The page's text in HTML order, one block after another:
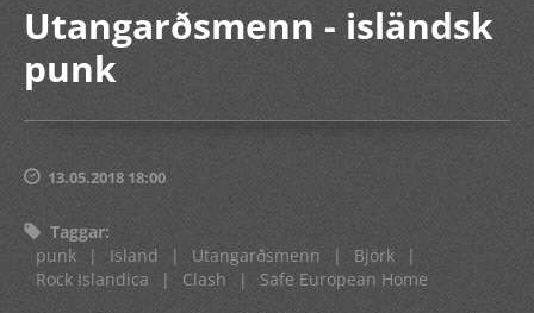
Utangarðsmenn - isländsk
punk
13.05.2018 18:00
Taggar:
punk
| Island | Utangarðsmenn | Björk
|
Rock Islandica
| Clash | Safe European Home